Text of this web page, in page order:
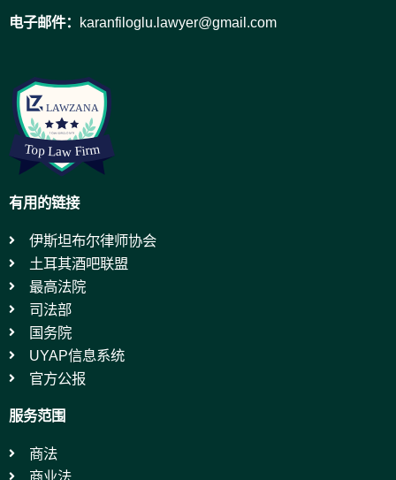
电子邮件： karanfiloglu.lawyer@gmail.com
有用的链接
伊斯坦布尔律师协会
土耳其酒吧联盟
最高法院
司法部
国务院
UYAP信息系统
官方公报
服务范围
商法
商业法